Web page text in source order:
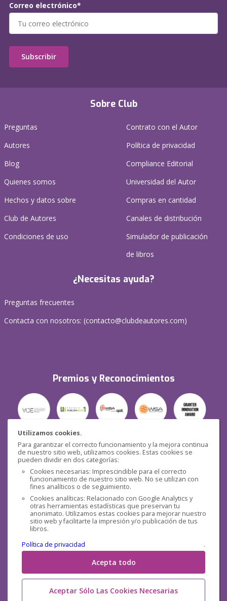
Utilizamos cookies.
Para garantizar el correcto funcionamiento y la mejora continua
de nuestro sitio web, utilizamos cookies. Estas cookies se
pueden dividir en dos categorías:
Cookies necesarias: Imprescindible para el correcto
funcionamiento de nuestro sitio web. No se utilizan con
fines analíticos o de seguimiento.
Cookies analíticas: Relacionado con Google Analytics y
otras herramientas estadísticas que preservan tu
anonimato. Utilizamos estas cookies para mejorar nuestro
sitio web y facilitarte la impresión y/o publicación de tus
libros.
Política de privacidad
.
Acepta todo
Aceptar Sólo Las Cookies Necesarias
Sobre Club
Preguntas
Autores
Blog
Quienes somos
Hechos y datos sobre
Club de Autores
Condiciones de uso
Contrato con el Autor
Política de privacidad
Compliance Editorial
Universidad del Autor
Compras en cantidad
Canales de distribución
Simulador de publicación
de libros
¿Necesitas ayuda?
Preguntas frecuentes
Contacta con nosotros: (contacto@clubdeautores.com)
Premios y Reconocimientos
Seguridad
Redes sociales
Correo electrónico*
Subscribir